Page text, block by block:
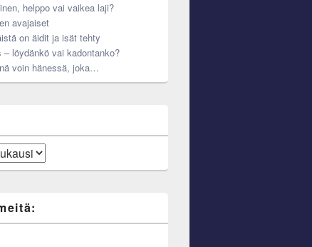
helppo vai vaikea laji?
avajaiset
on äidit ja isät tehty
– löydänkö vai kadontanko?
voin hänessä, joka…